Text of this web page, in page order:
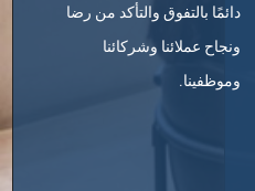
دائمًا بالتفوق والتأكد من رضا
ونجاح عملائنا وشركائنا
وموظفينا.